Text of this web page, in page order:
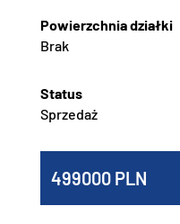
Brak
Sprzedaż
499000